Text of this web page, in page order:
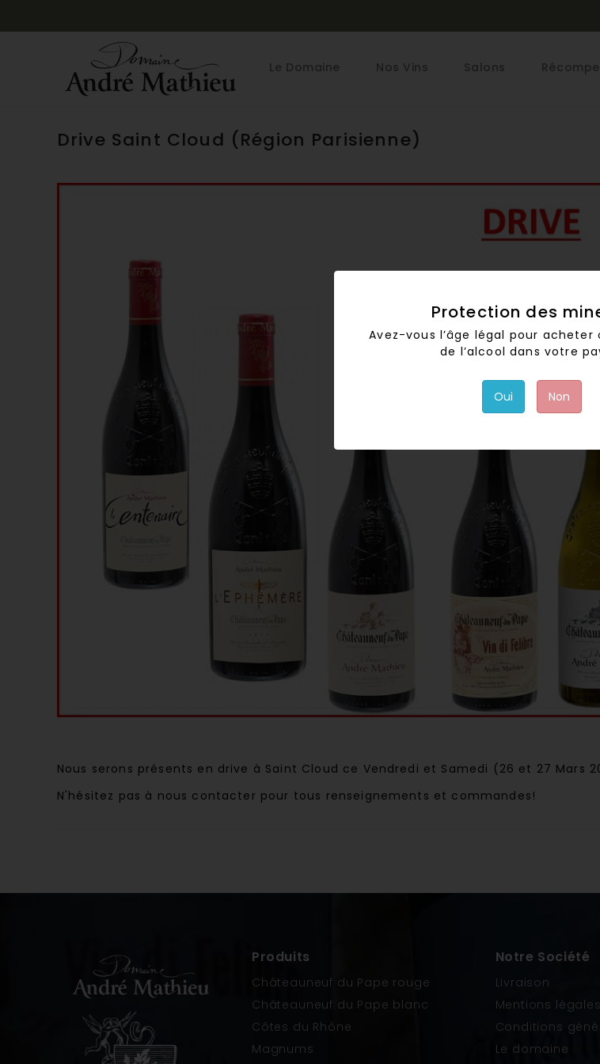
Le Domaine Nos Vins Salons
Drive Saint Cloud (Région Parisienne)
Nous serons présents en drive à Saint Cloud ce Vendredi et Samedi (26 et 27 Mars
N'hésitez pas à nous contacter pour tous renseignements et commandes!
Protection des
Avez-vous l’âge légal pour acheter
de l’alcool dans votre
Oui Non
Produits
Châteauneuf du Pape rouge
Châteauneuf du Pape blanc
Côtes du Rhône
Magnums
Notre Société
Livraison
Mentions légales
Conditions
Le domaine